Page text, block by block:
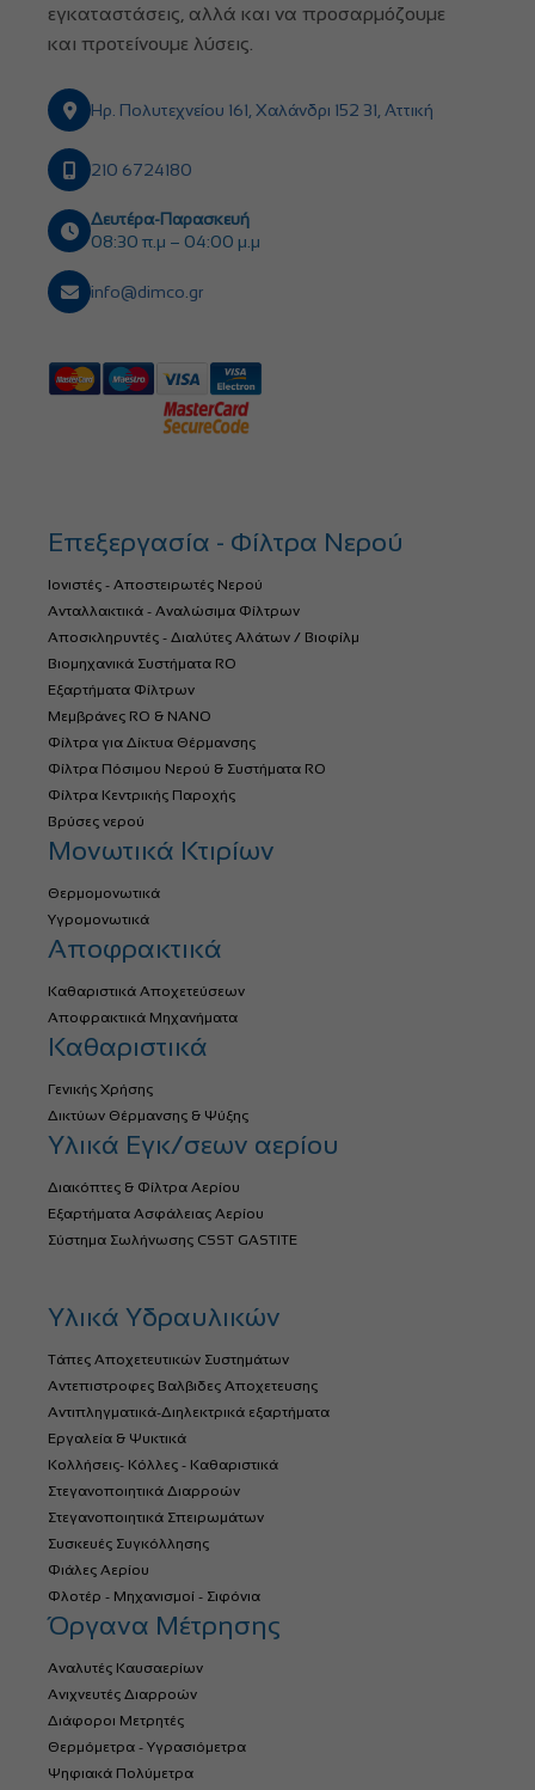
εγκαταστάσεις, αλλά και να προσαρμόζουμε
και προτείνουμε λύσεις.
Ηρ. Πολυτεχνείου 161, Χαλάνδρι 152 31, Αττική
210 6724180
Δευτέρα-Παρασκευή
08:30 π.μ – 04:00 μ.μ
info@dimco.gr
Επεξεργασία - Φίλτρα Νερού
Ιονιστές - Αποστειρωτές Νερού
Ανταλλακτικά - Αναλώσιμα Φίλτρων
Αποσκληρυντές - Διαλύτες Αλάτων / Βιοφίλμ
Βιομηχανικά Συστήματα RO
Εξαρτήματα Φίλτρων
Μεμβράνες RO & NANO
Φίλτρα για Δίκτυα Θέρμανσης
Φίλτρα Πόσιμου Νερού & Συστήματα RO
Φίλτρα Κεντρικής Παροχής
Βρύσες νερού
Μονωτικά Κτιρίων
Θερμομονωτικά
Υγρομονωτικά
Αποφρακτικά
Καθαριστικά Αποχετεύσεων
Αποφρακτικά Μηχανήματα
Καθαριστικά
Γενικής Χρήσης
Δικτύων Θέρμανσης & Ψύξης
Υλικά Εγκ/σεων αερίου
Διακόπτες & Φίλτρα Αερίου
Εξαρτήματα Ασφάλειας Αερίου
Σύστημα Σωλήνωσης CSST GASTITE
Υλικά Υδραυλικών
Τάπες Αποχετευτικών Συστημάτων
Αντεπιστροφες Βαλβιδες Αποχετευσης
Αντιπληγματικά-Διηλεκτρικά εξαρτήματα
Εργαλεία & Ψυκτικά
Κολλήσεις- Κόλλες - Καθαριστικά
Στεγανοποιητικά Διαρροών
Στεγανοποιητικά Σπειρωμάτων
Συσκευές Συγκόλλησης
Φιάλες Αερίου
Φλοτέρ - Μηχανισμοί - Σιφόνια
Όργανα Μέτρησης
Αναλυτές Καυσαερίων
Ανιχνευτές Διαρροών
Διάφοροι Μετρητές
Θερμόμετρα - Υγρασιόμετρα
Ψηφιακά Πολύμετρα